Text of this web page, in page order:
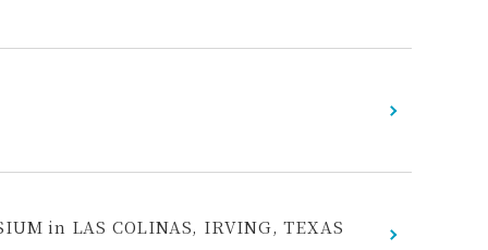
in LAS COLINAS, IRVING, TEXAS